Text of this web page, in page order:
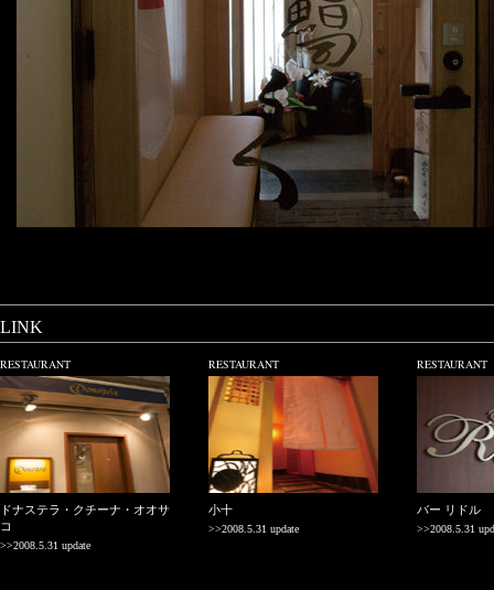
LINK
RESTAURANT
ドナステラ・クチーナ・オオサ
コ
>>2008.5.31 update
RESTAURANT
小十
>>2008.5.31 update
RESTAURANT
バー リドル
>>2008.5.31